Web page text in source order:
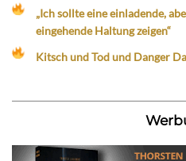
„Ich sollte eine einladende,
eingehende Haltung zeigen“
Kitsch und Tod und Danger